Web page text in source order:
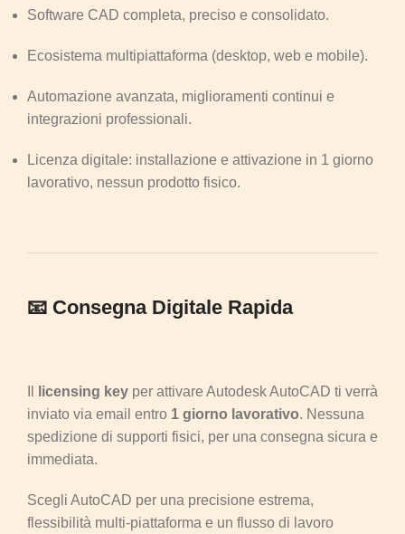
Software CAD completa, preciso e consolidato.
Ecosistema multipiattaforma (desktop, web e mobile).
Automazione avanzata, miglioramenti continui e
integrazioni professionali.
Licenza digitale: installazione e attivazione in 1 giorno
lavorativo, nessun prodotto fisico.
📧 Consegna Digitale Rapida
licensing key per attivare Autodesk AutoCAD ti verrà
inviato via email entro 1 giorno lavorativo. Nessuna
spedizione di supporti fisici, per una consegna sicura e
immediata.
Scegli AutoCAD per una precisione estrema,
flessibilità multi-piattaforma e un flusso di lavoro